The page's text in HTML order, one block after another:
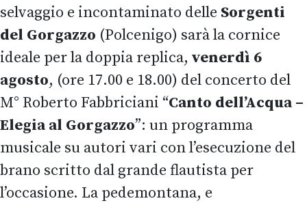
selvaggio e incontaminato delle Sorgenti
del Gorgazzo (Polcenigo) sarà la cornice
ideale per la doppia replica, venerdì 6
agosto, (ore 17.00 e 18.00) del concerto del
M° Roberto Fabbriciani “Canto dell’Acqua –
Elegia al Gorgazzo”: un programma
musicale su autori vari con l’esecuzione del
brano scritto dal grande flautista per
l’occasione. La pedemontana, e